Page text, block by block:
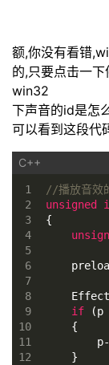
额,你没有看错
的,只要点击一
win32
下声音的id是怎
可以看到这段代
1
2
3
4
5
6
7
8
9
10
11
12
//播放音效
unsigned
{
if (p
    {
    }